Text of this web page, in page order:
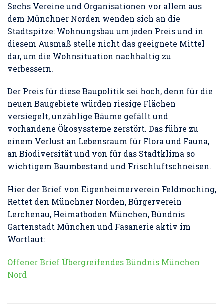
Sechs Vereine und Organisationen vor allem aus
dem Münchner Norden wenden sich an die
Stadtspitze: Wohnungsbau um jeden Preis und in
diesem Ausmaß stelle nicht das geeignete Mittel
dar, um die Wohnsituation nachhaltig zu
verbessern.
Der Preis für diese Baupolitik sei hoch, denn für die
neuen Baugebiete würden riesige Flächen
versiegelt, unzählige Bäume gefällt und
vorhandene Ökosyssteme zerstört. Das führe zu
einem Verlust an Lebensraum für Flora und Fauna,
an Biodiversität und von für das Stadtklima so
wichtigem Baumbestand und Frischluftschneisen.
Hier der Brief von Eigenheimerverein Feldmoching,
Rettet den Münchner Norden, Bürgerverein
Lerchenau, Heimatboden München, Bündnis
Gartenstadt München und Fasanerie aktiv im
Wortlaut:
Offener Brief Übergreifendes Bündnis München
Nord